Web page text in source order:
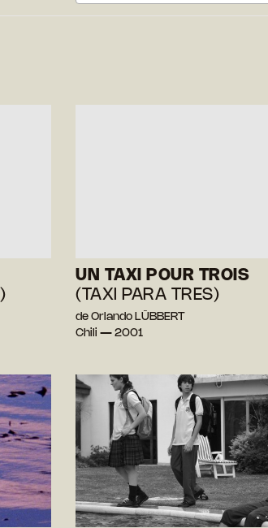
UN TAXI POUR TROIS
(TAXI PARA TRES)
de Orlando LÜBBERT
Chili — 2001